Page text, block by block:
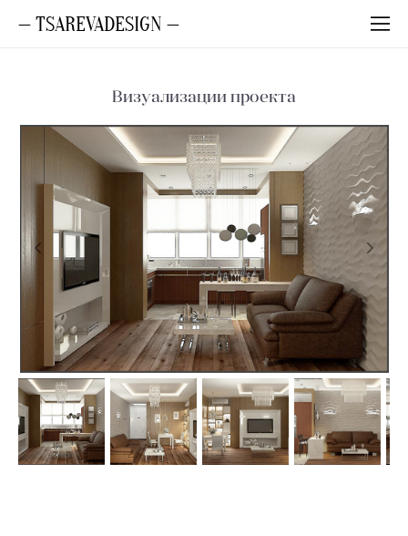
— TSAREVADESIGN —
Визуализации проекта